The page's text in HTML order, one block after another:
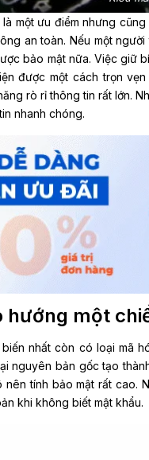
một ưu điểm nhưng
an toàn. Nếu một
bảo mật nữa. Việc giữ
được một cách trọn
rò rỉ thông tin rất lớn.
nhanh chóng.
hướng một
nhất còn có loại mã
nguyên bản gốc tạo
tính bảo mật rất cao.
khi không biết mật khẩu.